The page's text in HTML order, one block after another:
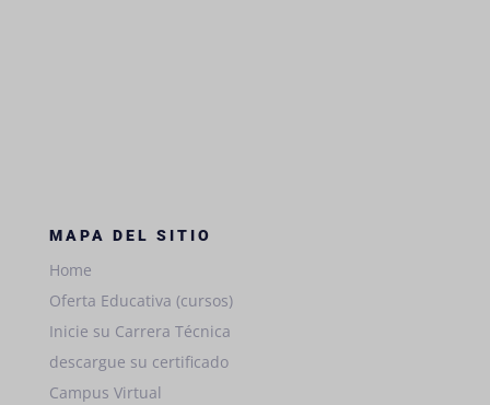
MAPA DEL SITIO
Home
Oferta Educativa (cursos)
Inicie su Carrera Técnica
descargue su certificado
Campus Virtual